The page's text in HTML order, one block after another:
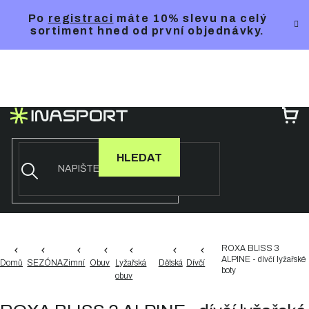
Po registraci máte 10% slevu na celý
sortiment hned od první objednávky.
HLEDAT
Domů SEZÓNAZimní Obuv
Lyžařská
obuv
Dětská Dívčí
ROXA BLISS 3
ALPINE - dívčí lyžařské
boty